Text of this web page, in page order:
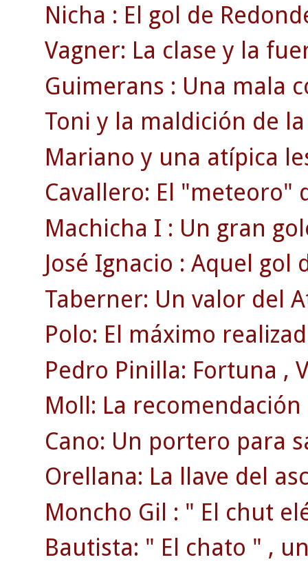
Nicha : El gol de
Vagner: La clase y la
Guimerans : Una mala
Toni y la maldición de
Mariano y una atípica
Cavallero: El "meteoro"
Machicha I : Un gran
José Ignacio : Aquel gol
Taberner: Un valor del
Polo: El máximo
Pedro Pinilla: Fortuna ,
Moll: La recomendación
Cano: Un portero para
Orellana: La llave del
Moncho Gil : " El chut
Bautista: " El chato " ,